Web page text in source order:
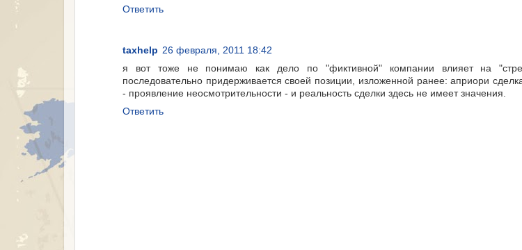
Ответить
taxhelp 26 февраля, 2011 18:42
я вот тоже не понимаю как дело по "фиктивной" компании влияет на
последовательно придерживается своей позиции, изложенной ранее: априори
- проявление неосмотрительности - и реальность сделки здесь не имеет значения.
Ответить